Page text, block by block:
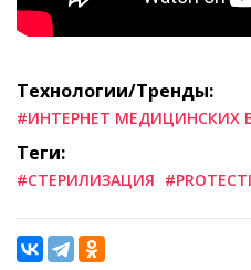
Технологии/Тренды:
#ИНТЕРНЕТ МЕДИЦИНСКИХ
Теги:
#СТЕРИЛИЗАЦИЯ